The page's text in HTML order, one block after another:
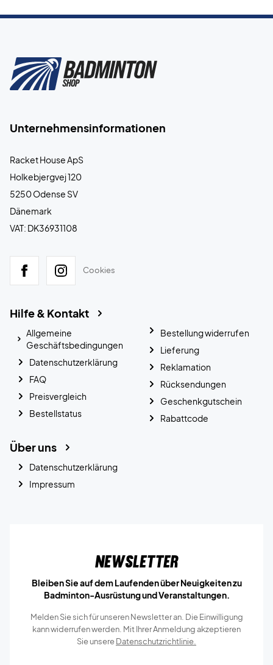
Unternehmensinformationen
Racket House ApS
Holkebjergvej 120
5250 Odense SV
Dänemark
VAT: DK36931108
Cookies
Hilfe & Kontakt
Allgemeine
Geschäftsbedingungen
Datenschutzerklärung
FAQ
Preisvergleich
Bestellstatus
Bestellung widerrufen
Lieferung
Reklamation
Rücksendungen
Geschenkgutschein
Rabattcode
Über uns
Datenschutzerklärung
Impressum
Newsletter
Bleiben Sie auf dem Laufenden über Neuigkeiten zu
Badminton-Ausrüstung und Veranstaltungen.
Melden Sie sich für unseren Newsletter an. Die Einwilligung
kann widerrufen werden. Mit Ihrer Anmeldung akzeptieren
Sie unsereDatenschutzrichtlinie.